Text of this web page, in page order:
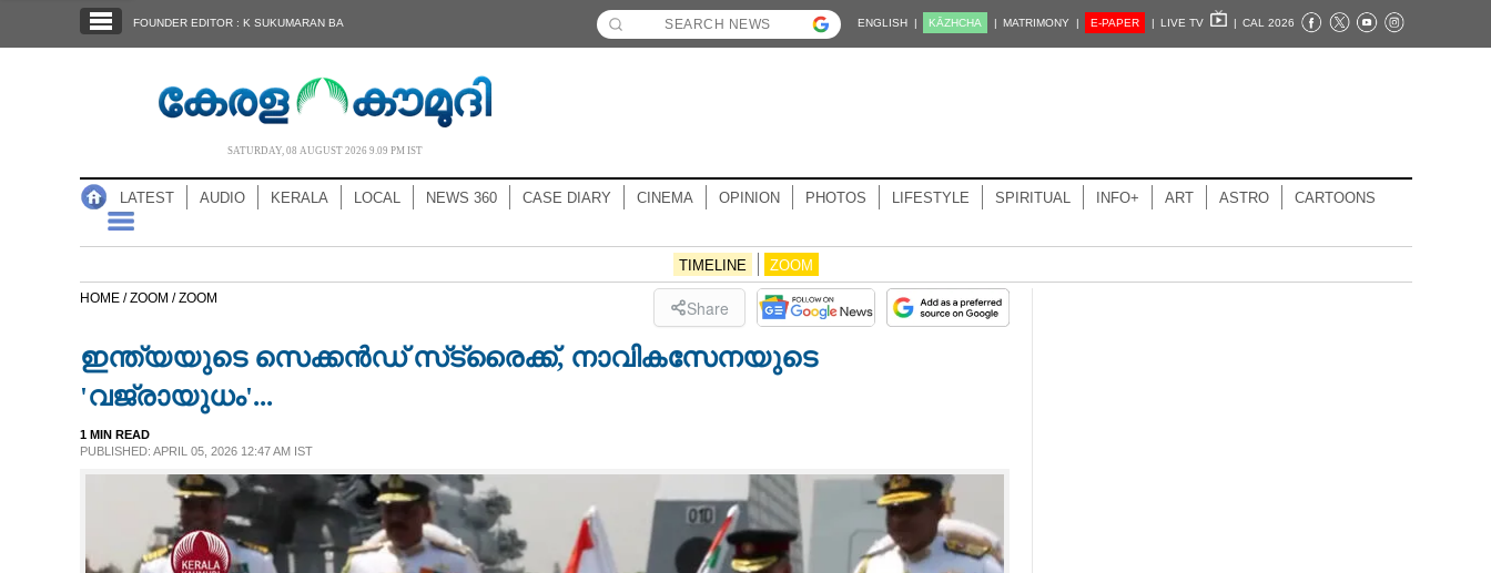
NOTIFIED NEWS
NEWS 360
CASE DIARY
FOUNDER EDITOR : K SUKUMARAN BA ENGLISH | KĀZHCHA | MATRIMONY | E-PAPER | LIVE TV | CAL 2026
SATURDAY, 08 AUGUST 2026 9.09 PM IST
LATEST AUDIO KERALA LOCAL NEWS 360 CASE DIARY CINEMA OPINION PHOTOS LIFESTYLE SPIRITUAL INFO+ ART ASTRO CARTOONS
TIMELINE ZOOM
HOME /ZOOM /ZOOM Share
ഇന്ത്യയുടെ സെക്കൻഡ് സ്‌ട്രൈക്ക്, നാവികസേനയുടെ
'വജ്രായുധം'...
1 MIN READ
PUBLISHED: APRIL 05, 2026 12:47 AM IST